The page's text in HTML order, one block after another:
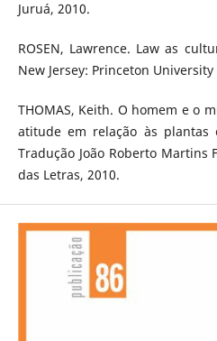
Juruá, 2010.
ROSEN, Lawrence. Law as
New Jersey: Princeton University
THOMAS, Keith. O homem e o
atitude em relação às plantas
Tradução João Roberto Martins
das Letras, 2010.